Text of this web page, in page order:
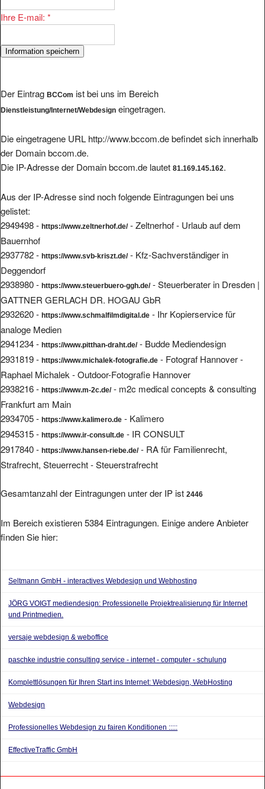
Ihre E-mail: *
Der Eintrag BCCom ist bei uns im Bereich
Dienstleistung/Internet/Webdesign eingetragen.
Die eingetragene URL http://www.bccom.de befindet sich innerhalb
der Domain bccom.de.
Die IP-Adresse der Domain bccom.de lautet 81.169.145.162.
Aus der IP-Adresse sind noch folgende Eintragungen bei uns
gelistet:
2949498 - https://www.zeltnerhof.de/- Zeltnerhof - Urlaub auf dem
Bauernhof
2937782 - https://www.svb-kriszt.de/- Kfz-Sachverständiger in
Deggendorf
2938980 - https://www.steuerbuero-ggh.de/- Steuerberater in Dresden |
GATTNER GERLACH DR. HOGAU GbR
2932620 - https://www.schmalfilmdigital.de - Ihr Kopierservice für
analoge Medien
2941234 - https://www.pitthan-draht.de/- Budde Mediendesign
2931819 - https://www.michalek-fotografie.de - Fotograf Hannover -
Raphael Michalek - Outdoor-Fotografie Hannover
2938216 - https://www.m-2c.de/- m2c medical concepts & consulting
Frankfurt am Main
2934705 - https://www.kalimero.de - Kalimero
2945315 - https://www.ir-consult.de - IR CONSULT
2917840 - https://www.hansen-riebe.de/- RA für Familienrecht,
Strafrecht, Steuerrecht - Steuerstrafrecht
Gesamtanzahl der Eintragungen unter der IP ist 2446
Im Bereich existieren 5384 Eintragungen. Einige andere Anbieter
finden Sie hier:
Seltmann GmbH - interactives Webdesign und Webhosting
JÖRG VOIGT mediendesign: Professionelle Projektrealisierung für Internet
und Printmedien.
versaje webdesign & weboffice
paschke industrie consulting service - internet - computer - schulung
Komplettlösungen für Ihren Start ins Internet: Webdesign, WebHosting
Webdesign
Professionelles Webdesign zu fairen Konditionen :::::
EffectiveTraffic GmbH